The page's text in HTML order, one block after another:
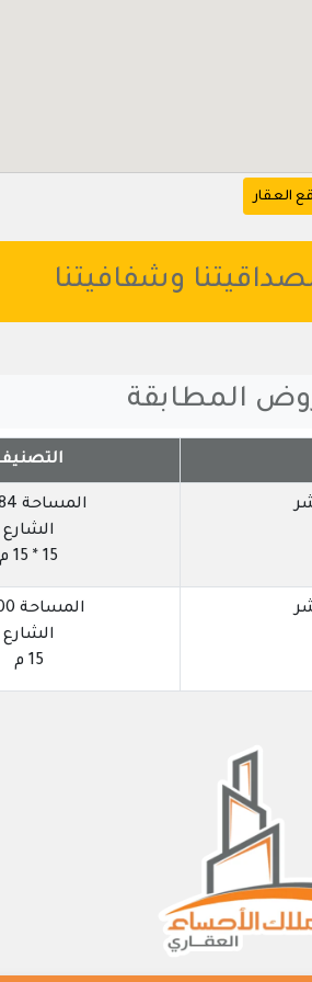
العقار
وشفافيتنا
المطابقة
المساحة 1384 م
الشارع
15 * 15 م
المساحة 200 م
الشارع
15 م